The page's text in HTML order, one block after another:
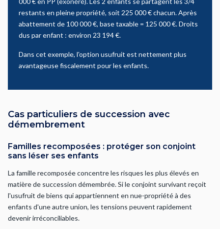
restants en pleine propriété, soit 225 000 € chacun. Après
abattement de 100 000 €, base taxable = 125 000 €. Droits
dus par enfant : environ 23 194 €.
Dans cet exemple, l'option usufruit est nettement plus
avantageuse fiscalement pour les enfants.
Cas particuliers de succession avec
démembrement
Familles recomposées : protéger son conjoint
sans léser ses enfants
La famille recomposée concentre les risques les plus élevés en
matière de succession démembrée. Si le conjoint survivant reçoit
l'usufruit de biens qui appartiennent en nue-propriété à des
enfants d'une autre union, les tensions peuvent rapidement
devenir irréconciliables.